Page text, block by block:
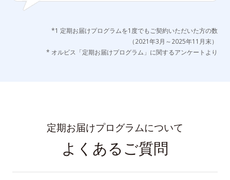
*1 定期お届けプログラムを1度でもご契約いただいた方の数
（2021年3月～2025年11月末）
* オルビス「定期お届けプログラム」に関するアンケートより
定期お届けプログラムについて
よくあるご質問